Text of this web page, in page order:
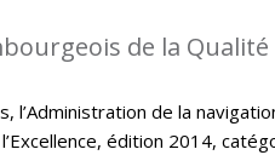
de la Qualité
de la
édition 2014,